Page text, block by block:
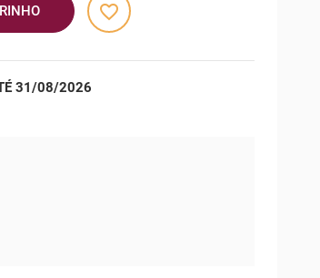
favorite_border
31/08/2026